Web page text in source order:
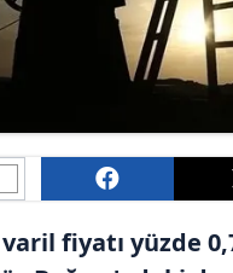
fiyatı yüzde